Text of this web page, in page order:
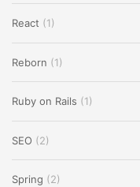
React (1)
Reborn (1)
Ruby on Rails (1)
SEO (2)
Spring (2)